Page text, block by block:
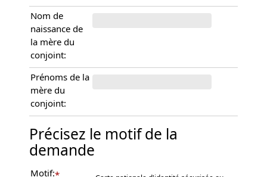
Nom de
naissance de
la mère du
conjoint:
Prénoms de la
mère du
conjoint:
Précisez le motif de la
demande
Motif:*